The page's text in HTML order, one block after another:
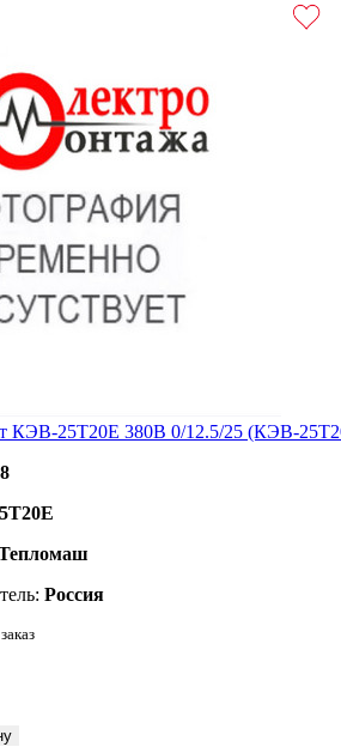
КЭВ-25Т20Е 380В 0/12.5/25 (КЭВ-
Россия